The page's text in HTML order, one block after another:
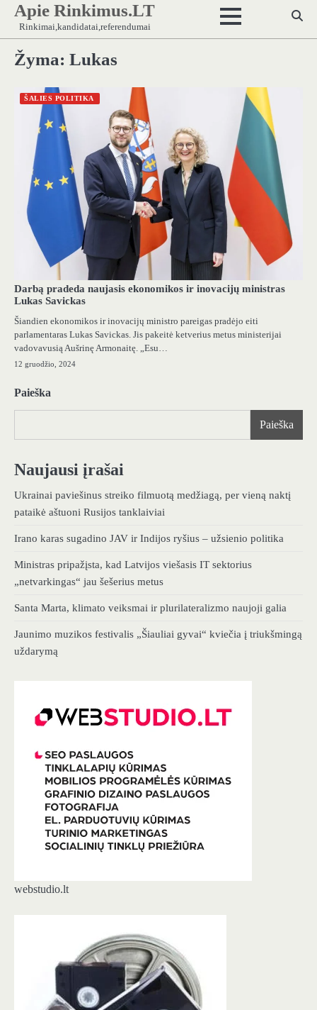
Skip
content
Apie Rinkimus.LT
Rinkimai,kandidatai,referendumai
Žyma: Lukas
ŠALIES POLITIKA
Darbą pradeda naujasis ekonomikos ir inovacijų ministras
Lukas Savickas
Šiandien ekonomikos ir inovacijų ministro pareigas pradėjo eiti
parlamentaras Lukas Savickas. Jis pakeitė ketverius metus ministerijai
vadovavusią Aušrinę Armonaitę. „Esu…
12 gruodžio, 2024
Paieška
Paieška
Naujausi įrašai
Ukrainai paviešinus streiko filmuotą medžiagą, per vieną naktį
pataikė aštuoni Rusijos tanklaiviai
Irano karas sugadino JAV ir Indijos ryšius – užsienio politika
Ministras pripažįsta, kad Latvijos viešasis IT sektorius
„netvarkingas“ jau šešerius metus
Santa Marta, klimato veiksmai ir plurilateralizmo naujoji galia
Jaunimo muzikos festivalis „Šiauliai gyvai“ kviečia į triukšmingą
uždarymą
webstudio.lt